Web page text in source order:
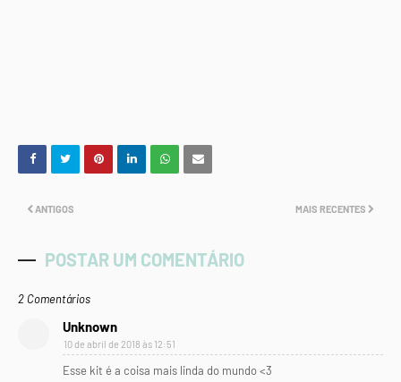
MAIS RECENTES
ANTIGOS
POSTAR UM COMENTÁRIO
2 Comentários
Unknown
10 de abril de 2018 às 12:51
Esse kit é a coisa mais linda do mundo <3